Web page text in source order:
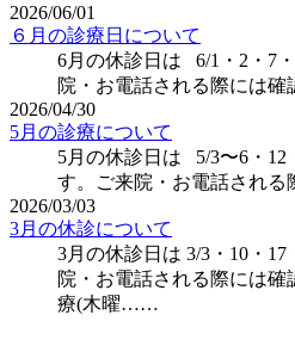
2026/06/01
６月の診療日について
6月の休診日は 6/1・2・7
院・お電話される際には
2026/04/30
5月の診療について
5月の休診日は 5/3〜6・
す。ご来院・お電話され
2026/03/03
3月の休診について
3月の休診日は 3/3・10・
院・お電話される際には
療(木曜……